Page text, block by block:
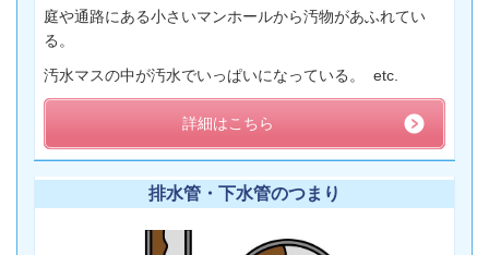
庭や通路にある小さいマンホールから汚物があふれてい
る。
汚水マスの中が汚水でいっぱいになっている。 etc.
詳細はこちら
排水管・下水管のつまり